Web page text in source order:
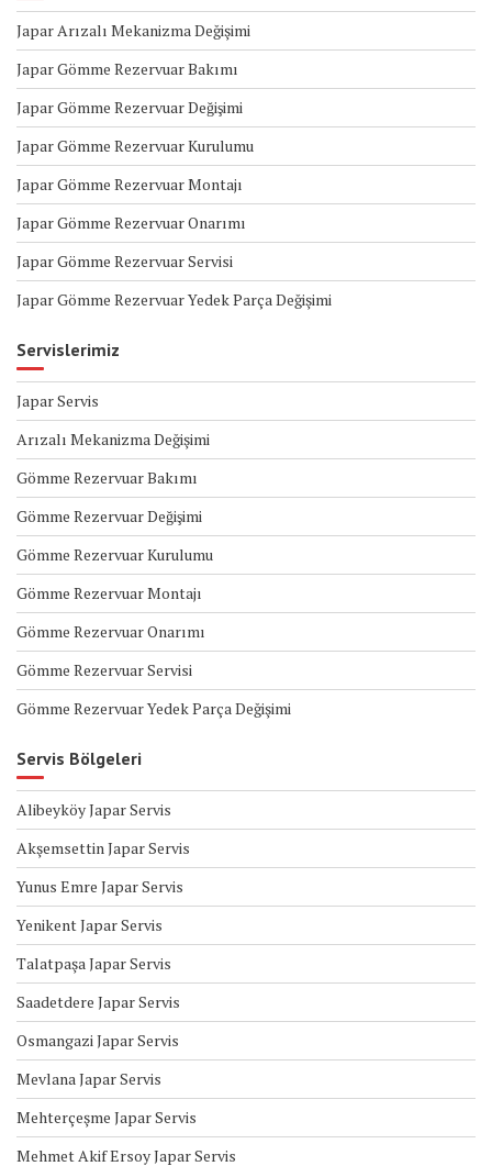
Japar Arızalı Mekanizma Değişimi
Japar Gömme Rezervuar Bakımı
Japar Gömme Rezervuar Değişimi
Japar Gömme Rezervuar Kurulumu
Japar Gömme Rezervuar Montajı
Japar Gömme Rezervuar Onarımı
Japar Gömme Rezervuar Servisi
Japar Gömme Rezervuar Yedek Parça Değişimi
Servislerimiz
Japar Servis
Arızalı Mekanizma Değişimi
Gömme Rezervuar Bakımı
Gömme Rezervuar Değişimi
Gömme Rezervuar Kurulumu
Gömme Rezervuar Montajı
Gömme Rezervuar Onarımı
Gömme Rezervuar Servisi
Gömme Rezervuar Yedek Parça Değişimi
Servis Bölgeleri
Alibeyköy Japar Servis
Akşemsettin Japar Servis
Yunus Emre Japar Servis
Yenikent Japar Servis
Talatpaşa Japar Servis
Saadetdere Japar Servis
Osmangazi Japar Servis
Mevlana Japar Servis
Mehterçeşme Japar Servis
Mehmet Akif Ersoy Japar Servis